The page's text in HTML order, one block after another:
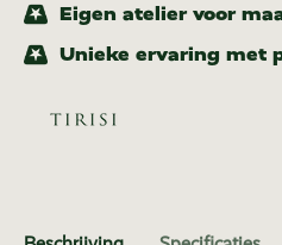
Eigen atelier voor
Unieke ervaring met